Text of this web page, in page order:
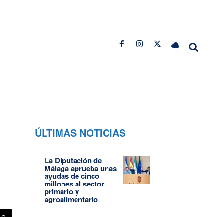
ÚLTIMAS NOTICIAS
La Diputación de
Málaga aprueba unas
ayudas de cinco
millones al sector
primario y
agroalimentario